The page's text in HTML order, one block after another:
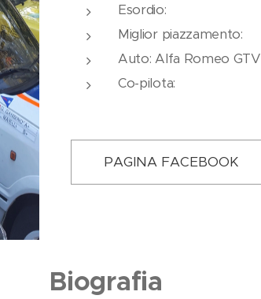
Esordio:
Miglior piazzamento:
Auto: Alfa Romeo GTV
Co-pilota:
PAGINA FACEBOOK
Biografia